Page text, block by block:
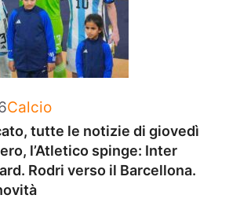
Categorie
Calcio
tutte le notizie di giovedì
l’Atletico spinge: Inter
Rodri verso il Barcellona.